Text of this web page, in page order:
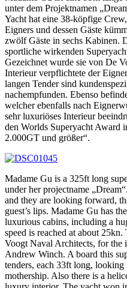
unter dem Projektnamen
Yacht hat eine 38-köpfige
Eigners und dessen Gäste
zwölf Gäste in sechs Kabinen.
sportliche wirkenden
Gezeichnet wurde sie von De
Interieur verpflichtete der
langen Tender sind
nachempfunden. Ebenso
welcher ebenfalls nach
sehr luxuriöses Interieur
den Worlds Superyacht Award
2.000GT und größer“.
Madame Gu is a 325ft long
under her projectname
and they are looking forward,
guest’s lips. Madame Gu has
luxurious cabins, including a
speed is reached at about
Voogt Naval Architects, for the
Andrew Winch. A board this
tenders, each 33ft long,
mothership. Also there is a